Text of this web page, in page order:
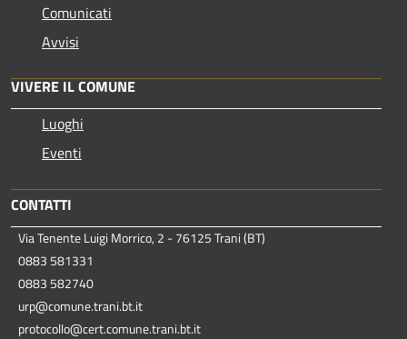
Comunicati
Avvisi
VIVERE IL COMUNE
Luoghi
Eventi
CONTATTI
Via Tenente Luigi Morrico, 2 - 76125 Trani (BT)
0883 581331
0883 582740
urp@comune.trani.bt.it
protocollo@cert.comune.trani.bt.it